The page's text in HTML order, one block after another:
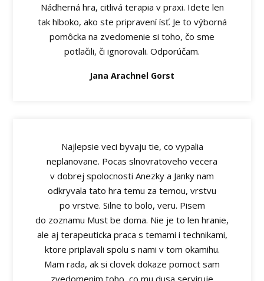
Nádherná hra, citlivá terapia v praxi. Idete len
tak hlboko, ako ste pripravení ísť. Je to výborná
pomôcka na zvedomenie si toho, čo sme
potlačili, či ignorovali. Odporúčam.
Jana Arachnel Gorst
Najlepsie veci byvaju tie, co vypalia
neplanovane. Pocas slnovratoveho vecera
v dobrej spolocnosti Anezky a Janky nam
odkryvala tato hra temu za temou, vrstvu
po vrstve. Silne to bolo, veru. Pisem
do zoznamu Must be doma. Nie je to len hranie,
ale aj terapeuticka praca s temami i technikami,
ktore priplavali spolu s nami v tom okamihu.
Mam rada, ak si clovek dokaze pomoct sam
zvedomenim toho, co mu dusa serviruje